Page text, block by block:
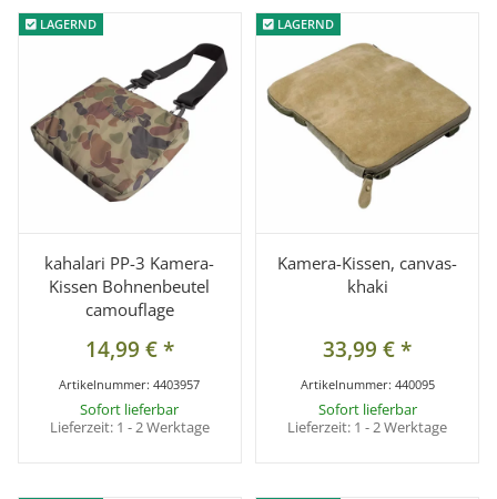
LAGERND
LAGERND
kahalari PP-3 Kamera-
Kissen Bohnenbeutel
camouflage
14,99 €*
Artikelnummer:4403957
Sofort lieferbar
Lieferzeit: 1 - 2 Werktage
LAGERND
LAGERND
Kamera-Kissen, canvas-
khaki
33,99 €*
Artikelnummer: 440095
Sofort lieferbar
Lieferzeit: 1 - 2 Werktage